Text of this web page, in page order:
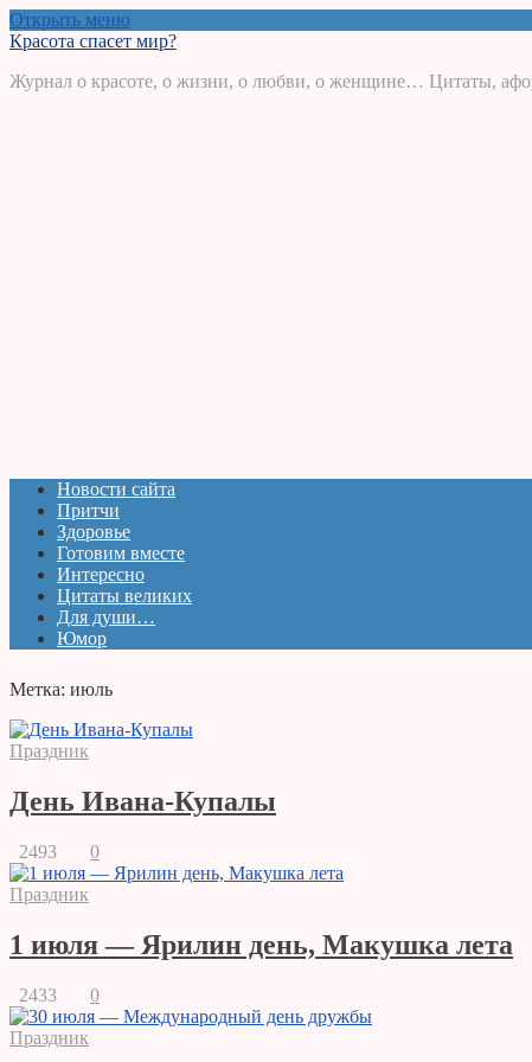
Открыть меню
Красота спасет мир?
Журнал о красоте, о жизни, о любви, о женщине… Цитаты,
Новости сайта
Притчи
Здоровье
Готовим вместе
Интересно
Цитаты великих
Для души…
Юмор
Метка: июль
Праздник
День Ивана-Купалы
2493 0
Праздник
1 июля — Ярилин день, Макушка лета
2433 0
Праздник